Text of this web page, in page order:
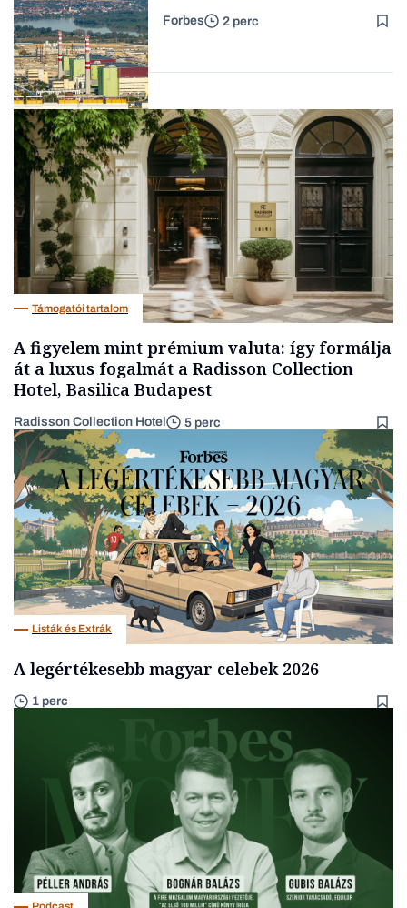
Forbes-sztori
Energia
Atomerőműből
Forbes 2 perc
Támogatói tartalom
A figyelem mint prémium valuta: így formálja
át a luxus fogalmát a Radisson Collection
Hotel, Basilica Budapest
Radisson Collection Hotel 5 perc
Listák és Extrák
A legértékesebb magyar celebek 2026
1 perc